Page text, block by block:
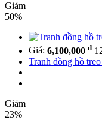
Giảm
50%
Giá: 6,100,000 đ
Tranh đồng hồ
Giảm
23%